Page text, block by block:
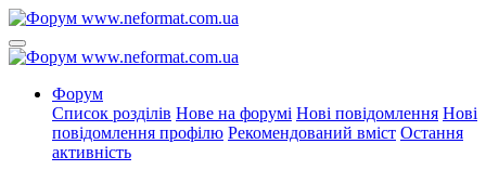
Форум
Список розділів Нове на форумі Нові повідомлення Нові
повідомлення профілю Рекомендований вміст Остання
активність